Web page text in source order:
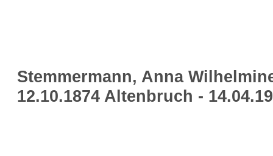
Stemmermann, Anna
12.10.1874 Altenbruch -